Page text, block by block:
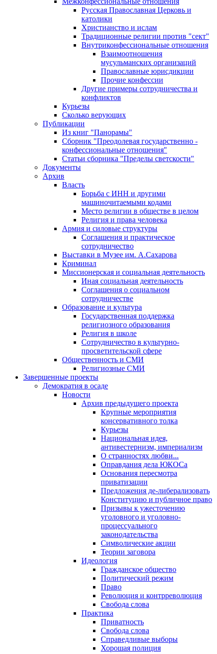
Русская Православная Церковь и
католики
Христианство и ислам
Традиционные религии против "сект"
Внутриконфессиональные отношения
Взаимоотношения
мусульманских организаций
Православные юрисдикции
Прочие конфессии
Другие примеры сотрудничества и
конфликтов
Курьезы
Сколько верующих
Публикации
Из книг "Панорамы"
Сборник "Преодолевая государственно -
конфессиональные отношения"
Статьи сборника "Пределы светскости"
Документы
Архив
Власть
Борьба с ИНН и другими
машиночитаемыми кодами
Место религии в обществе в целом
Религия и права человека
Армия и силовые структуры
Соглашения и практическое
сотрудничество
Выставки в Музее им. А.Сахарова
Криминал
Миссионерская и социальная деятельность
Иная социальная деятельность
Соглашения о социальном
сотрудничестве
Образование и культура
Государственная поддержка
религиозного образования
Религия в школе
Сотрудничество в культурно-
просветительской сфере
Общественность и СМИ
Религиозные СМИ
Завершенные проекты
Демократия в осаде
Новости
Архив предыдущего проекта
Крупные мероприятия
консервативного толка
Курьезы
Национальная идея,
антивестернизм, империализм
О странностях любви...
Оправдания дела ЮКОСа
Основания пересмотра
приватизации
Предложения де-либерализовать
Конституцию и публичное право
Призывы к ужесточению
уголовного и уголовно-
процессуального
законодательства
Символические акции
Теории заговора
Идеология
Гражданское общество
Политический режим
Право
Революция и контрреволюция
Свобода слова
Практика
Приватность
Свобода слова
Справедливые выборы
Хорошая полиция